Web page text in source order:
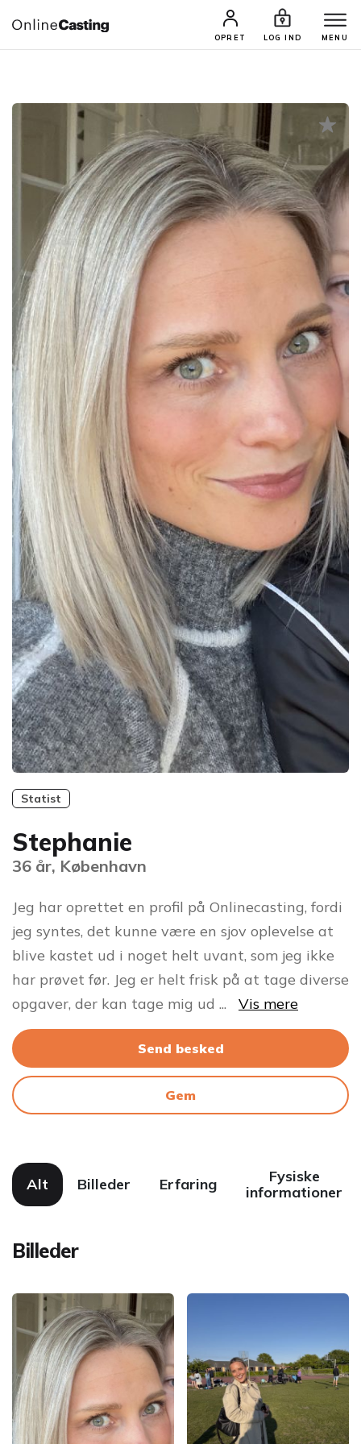
OPRET LOG IND MENU
CASTINGS & JOBS SØG PROFIL
Statist
Stephanie
36 år, København
Jeg har oprettet en profil på Onlinecasting, fordi
jeg syntes, det kunne være en sjov oplevelse at
blive kastet ud i noget helt uvant, som jeg ikke
har prøvet før. Jeg er helt frisk på at tage diverse
opgaver, der kan tage mig ud ... Vis mere
Send besked
Gem
Alt Billeder Erfaring
Fysiske
informationer
Billeder